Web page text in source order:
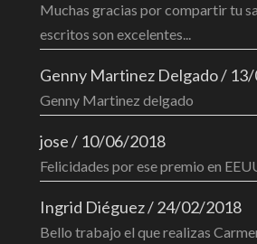
Muchas gracias por compartir tu
escritos son excelentes...
Genny Martinez Delgado/
Genny Martinez delgado
jose/ 10/06/2018
Felicidades por ese premio en
Ingrid Diéguez/24/02/2018
Bello trabajo el que realizas